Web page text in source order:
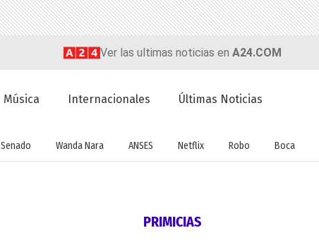
Ver las ultimas noticias en A24.COM
Música Internacionales Últimas Noticias
Senado Wanda Nara ANSES Netflix Robo Boca
PRIMICIAS